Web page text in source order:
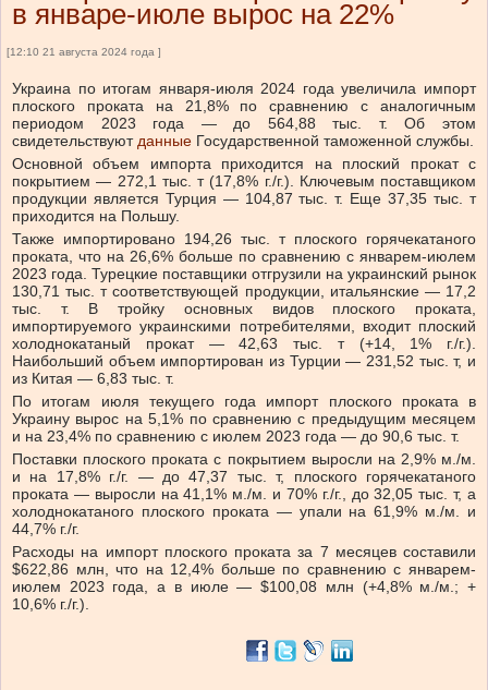
в январе-июле вырос на 22%
[12:10 21 августа 2024 года ]
Украина по итогам января-июля 2024 года увеличила импорт
плоского проката на 21,8% по сравнению с аналогичным
периодом 2023 года — до 564,88 тыс. т. Об этом
свидетельствуютданные Государственной таможенной службы.
Основной объем импорта приходится на плоский прокат с
покрытием — 272,1 тыс. т (17,8% г./г.). Ключевым поставщиком
продукции является Турция — 104,87 тыс. т. Еще 37,35 тыс. т
приходится на Польшу.
Также импортировано 194,26 тыс. т плоского горячекатаного
проката, что на 26,6% больше по сравнению с январем-июлем
2023 года. Турецкие поставщики отгрузили на украинский рынок
130,71 тыс. т соответствующей продукции, итальянские — 17,2
тыс. т. В тройку основных видов плоского проката,
импортируемого украинскими потребителями, входит плоский
холоднокатаный прокат — 42,63 тыс. т (+14, 1% г./г.).
Наибольший объем импортирован из Турции — 231,52 тыс. т, и
из Китая — 6,83 тыс. т.
По итогам июля текущего года импорт плоского проката в
Украину вырос на 5,1% по сравнению с предыдущим месяцем
и на 23,4% по сравнению с июлем 2023 года — до 90,6 тыс. т.
Поставки плоского проката с покрытием выросли на 2,9% м./м.
и на 17,8% г./г. — до 47,37 тыс. т, плоского горячекатаного
проката — выросли на 41,1% м./м. и 70% г./г., до 32,05 тыс. т, а
холоднокатаного плоского проката — упали на 61,9% м./м. и
44,7% г./г.
Расходы на импорт плоского проката за 7 месяцев составили
$622,86 млн, что на 12,4% больше по сравнению с январем-
июлем 2023 года, а в июле — $100,08 млн (+4,8% м./м.; +
10,6% г./г.).